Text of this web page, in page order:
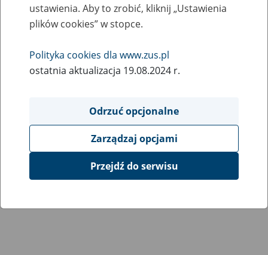
Przejdź do strony głównej
ustawienia. Aby to zrobić, kliknij „Ustawienia
plików cookies” w stopce.
Polityka cookies dla www.zus.pl
ostatnia aktualizacja 19.08.2024 r.
Odrzuć opcjonalne
Zarządzaj opcjami
Przejdź do serwisu